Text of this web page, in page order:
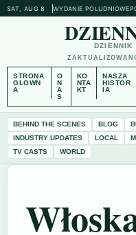
SAT, AUG 8 WYDANIE POLUDNIOWE
DZIENNIK
STRONA
GLOWN
A
O
N
A
S
KO
NTA
KT
NASZA
HISTOR
IA
BEHIND THE SCENES BLOG
INDUSTRY UPDATES
LOCAL
TV CASTS
WORLD